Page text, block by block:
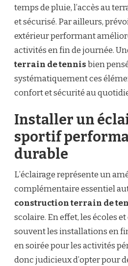
temps de pluie, l’accès au
et sécurisé. Par ailleurs,
extérieur performant
activités en fin de journée.
terrain de tennisbien
systématiquement ces
confort et sécurité au
Installer un
sportif
durable
L’éclairage représente un
complémentaire essentiel
construction terrain de
scolaire. En effet, les écoles
souvent les installations en
en soirée pour les activités
donc judicieux d’opter pour